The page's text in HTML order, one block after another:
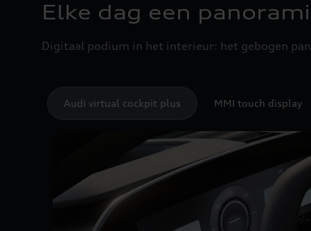
Elke dag een
Digitaal podium in het interieur: het gebogen
Audi virtual cockpit plus MMI touch display